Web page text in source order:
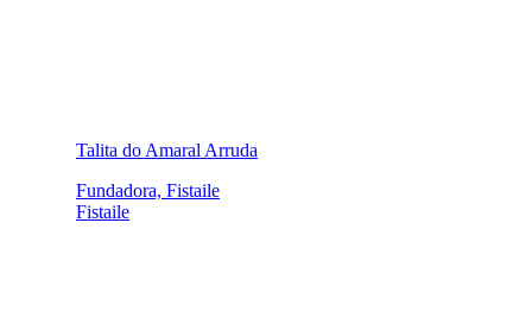
Talita do Amaral Arruda
Fundadora, Fistaile
Fistaile